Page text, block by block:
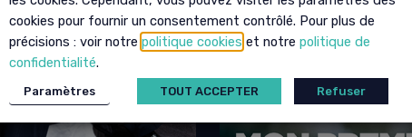
cookies pour fournir un consentement contrôlé. Pour plus de
précisions : voir notre politique cookies et notre politique de
confidentialité.
Paramètres TOUT ACCEPTER Refuser